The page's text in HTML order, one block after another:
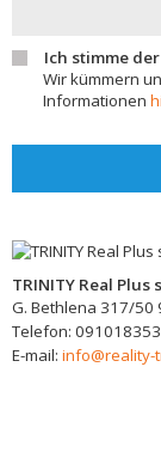
Ich stimme
Wir kümmern
Informationen
TRINITY Real Plus
G. Bethlena 317/50
Telefon:
E-mail: info@reality-